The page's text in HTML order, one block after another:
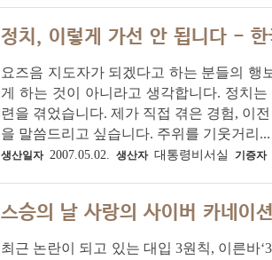
정치, 이렇게 가선 안 됩니다 -
요즈음 지도자가 되겠다고 하는 분들의 행
게 하는 것이 아니라고 생각합니다. 정치
련을 겪었습니다. 제가 직접 겪은 경험, 이
을 말씀드리고 싶습니다. 주위를 기웃거리...
생산일자 2007.05.02. 생산자 대통령비서실 기증자
스승의 날 사랑의 사이버 카네이
최근 논란이 되고 있는 대입 3원칙, 이른바